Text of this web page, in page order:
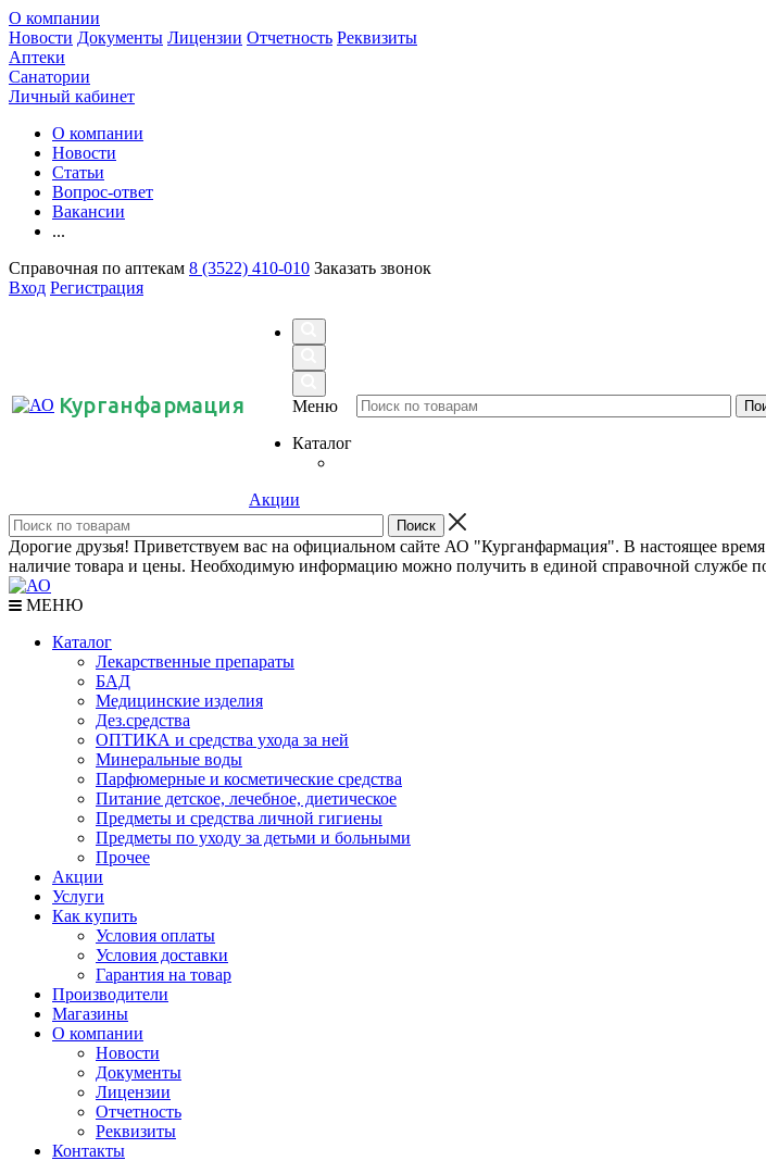
О компании
Новости Документы Лицензии Отчетность Реквизиты
Аптеки
Санатории
Личный кабинет
О компании
Новости
Статьи
Вопрос-ответ
Вакансии
...
Справочная по аптекам 8 (3522) 410-010 Заказать звонок
Вход Регистрация
Курганфармация
Меню
Каталог
Акции
Дорогие друзья! Приветствуем вас на официальном сайте АО "Курганфармация". В настоящее
наличие товара и цены. Необходимую информацию можно получить в единой справочной службе
МЕНЮ
Каталог
Лекарственные препараты
БАД
Медицинские изделия
Дез.средства
ОПТИКА и средства ухода за ней
Минеральные воды
Парфюмерные и косметические средства
Питание детское, лечебное, диетическое
Предметы и средства личной гигиены
Предметы по уходу за детьми и больными
Прочее
Акции
Услуги
Как купить
Условия оплаты
Условия доставки
Гарантия на товар
Производители
Магазины
О компании
Новости
Документы
Лицензии
Отчетность
Реквизиты
Контакты